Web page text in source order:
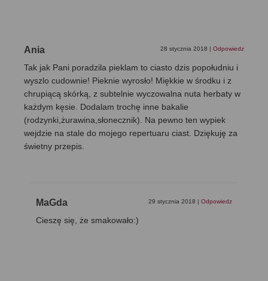
Ania 28 stycznia 2018 | Odpowiedz
Tak jak Pani poradzila pieklam to ciasto dzis popołudniu i
wyszlo cudownie! Pieknie wyrosło! Miękkie w środku i z
chrupiącą skórką, z subtelnie wyczowalna nuta herbaty w
każdym kęsie. Dodalam trochę inne bakalie
(rodzynki,żurawina,słonecznik). Na pewno ten wypiek
wejdzie na stale do mojego repertuaru ciast. Dziękuję za
świetny przepis.
MaGda 29 stycznia 2018 | Odpowiedz
Cieszę się, że smakowało:)